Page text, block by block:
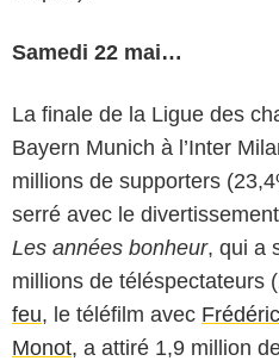
Samedi 22 mai…
La finale de la Ligue des
Bayern Munich à l’Inter
millions de supporters
serré avec le
Les années bonheur, qui a
millions de téléspectateurs
feu, le téléfilm avec
Monot, a attiré 1,9 million